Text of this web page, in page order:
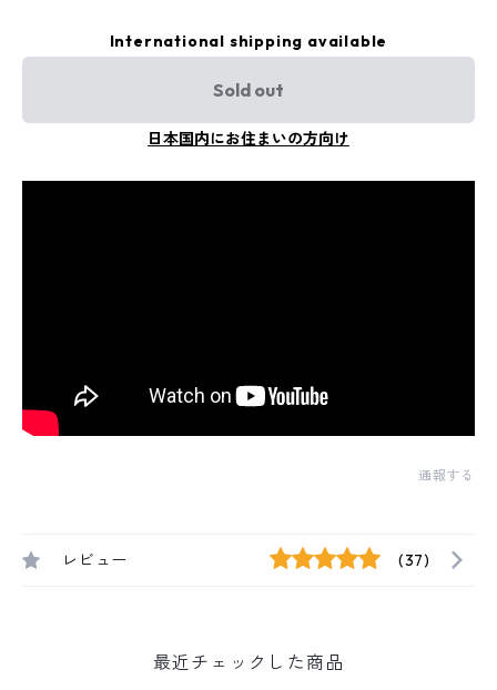
International shipping available
Sold out
日本国内にお住まいの方向け
通報する
レビュー (37)
最近チェックした商品